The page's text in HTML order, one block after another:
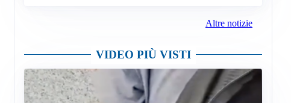
Altre notizie
VIDEO PIÙ VISTI